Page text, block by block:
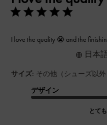
I love the quality 😭 and the
サイズ: その他（シューズ以外
デザイン
とて
日本